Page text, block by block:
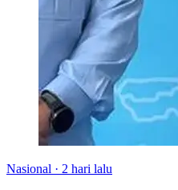
Nasional · 2 hari lalu